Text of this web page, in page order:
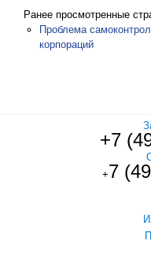
Ранее просмотренные
Проблема
корпораций
+7
+7